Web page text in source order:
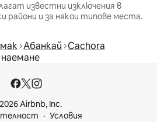
известни изключения в
райони и за някои типове места.
Абанкай Cachora
Airbnb, Inc.
Условия